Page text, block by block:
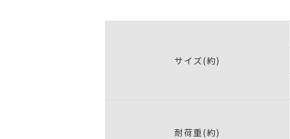
サイズ(約)
耐荷重(約)